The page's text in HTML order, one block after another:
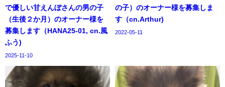
で優しい甘えんぼさんの男の子
（生後２か月）のオーナー様を
募集します（HANA25-01, cn.風
ふう)
2025-11-10
の子）のオーナー様を募集しま
す（cn.Arthur)
2022-05-11